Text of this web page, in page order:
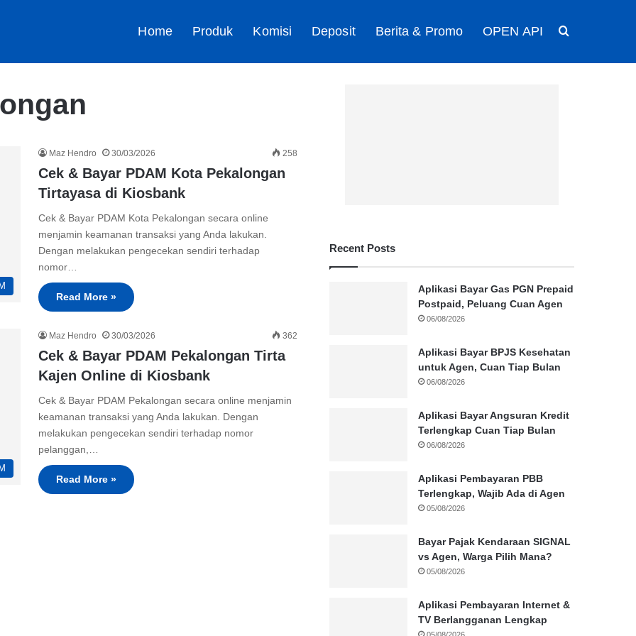
Home Produk Komisi Deposit Berita & Promo OPEN API
Maz Hendro 30/03/2026 258
Cek & Bayar PDAM Kota Pekalongan
Tirtayasa di Kiosbank
Cek & Bayar PDAM Kota Pekalongan secara online
menjamin keamanan transaksi yang Anda lakukan.
Dengan melakukan pengecekan sendiri terhadap
nomor…
Read More »
Maz Hendro 30/03/2026 362
Cek & Bayar PDAM Pekalongan Tirta
Kajen Online di Kiosbank
Cek & Bayar PDAM Pekalongan secara online menjamin
keamanan transaksi yang Anda lakukan. Dengan
melakukan pengecekan sendiri terhadap nomor
pelanggan,…
Read More »
Recent Posts
Aplikasi Bayar Gas PGN Prepaid
Postpaid, Peluang Cuan Agen
06/08/2026
Aplikasi Bayar BPJS Kesehatan
untuk Agen, Cuan Tiap Bulan
06/08/2026
Aplikasi Bayar Angsuran Kredit
Terlengkap Cuan Tiap Bulan
06/08/2026
Aplikasi Pembayaran PBB
Terlengkap, Wajib Ada di Agen
05/08/2026
Bayar Pajak Kendaraan SIGNAL
vs Agen, Warga Pilih Mana?
05/08/2026
Aplikasi Pembayaran Internet &
TV Berlangganan Lengkap